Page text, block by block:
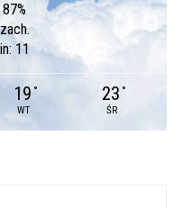
11
19 °
WT
23 °
ŚR